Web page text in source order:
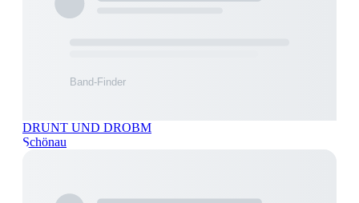
DRUNT UND DROBM
Schönau